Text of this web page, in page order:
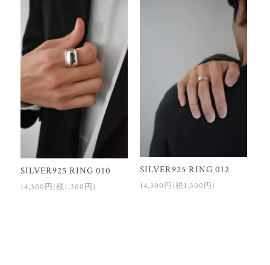
SILVER925 RING 010
14,300円(税1,300円)
SILVER925 RING 012
14,300円(税1,300円)